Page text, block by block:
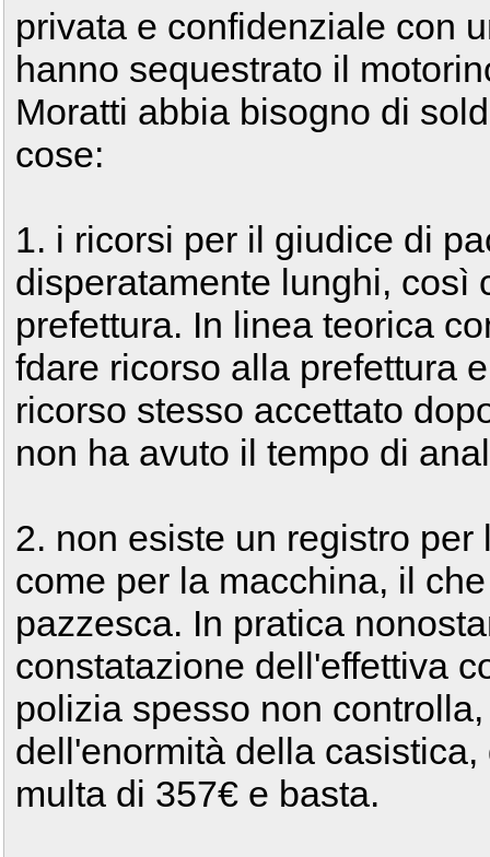
privata e confidenziale con
hanno sequestrato il
Moratti abbia bisogno di
cose:
1. i ricorsi per il giudice di
disperatamente lunghi, così
prefettura. In linea teorica
fdare ricorso alla prefettura
ricorso stesso accettato
non ha avuto il tempo di
2. non esiste un registro
come per la macchina, il
pazzesca. In pratica
constatazione dell'effettiva
polizia spesso non
dell'enormità della
multa di 357€ e basta.